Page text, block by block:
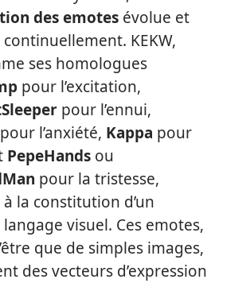
des emotes évolue et
continuellement. KEKW,
ses homologues
pour l’excitation,
pour l’ennui,
pour l’anxiété, Kappa pour
PepeHands ou
pour la tristesse,
la constitution d’un
visuel. Ces emotes,
que de simples images,
des vecteurs d’expression